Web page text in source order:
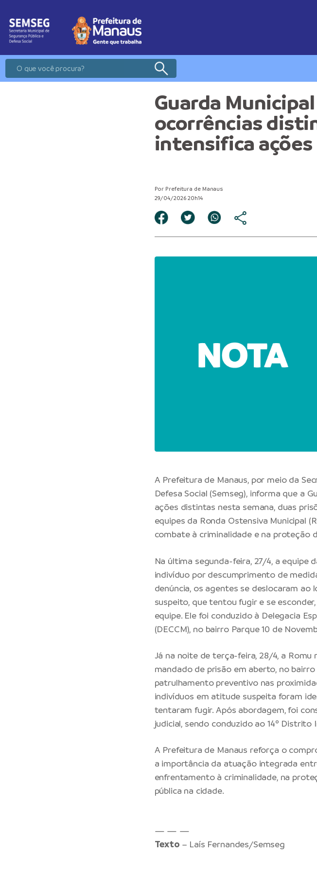
Guarda
ocorrências
intensifica
Por Prefeitura de Manaus
29/04/2026 20h14
A Prefeitura de Manaus, por meio da
Defesa Social (Semseg), informa que a
ações distintas nesta semana, duas
equipes da Ronda Ostensiva Municipal
combate à criminalidade e na proteção
Na última segunda-feira, 27/4, a equipe
indivíduo por descumprimento de
denúncia, os agentes se deslocaram
suspeito, que tentou fugir e se
equipe. Ele foi conduzido à Delegacia
(DECCM), no bairro Parque 10 de
Já na noite de terça-feira, 28/4, a Romu
mandado de prisão em aberto, no
patrulhamento preventivo nas
indivíduos em atitude suspeita foram
tentaram fugir. Após abordagem, foi
judicial, sendo conduzido ao 14º Distrito
A Prefeitura de Manaus reforça o
a importância da atuação integrada
enfrentamento à criminalidade, na
pública na cidade.
— — —
Texto – Laís Fernandes/Semseg